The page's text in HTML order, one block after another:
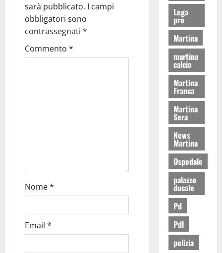
sarà pubblicato. I campi
obbligatori sono
contrassegnati *
Commento *
Nome*
Email *
Lega
pro
Martina
martina
calcio
Martina
Franca
Martina
Sera
News
Martina
Ospedale
palazzo
ducale
Pd
Pdl
polizia